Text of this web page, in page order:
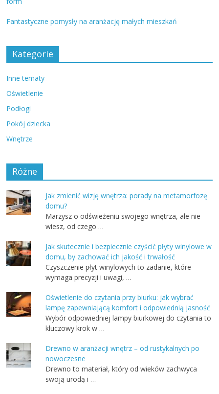
Fantastyczne pomysły na aranżację małych mieszkań
Kategorie
Inne tematy
Oświetlenie
Podłogi
Pokój dziecka
Wnętrze
Różne
Jak zmienić wizję wnętrza: porady na metamorfozę
domu?
Marzysz o odświeżeniu swojego wnętrza, ale nie
wiesz, od czego …
Jak skutecznie i bezpiecznie czyścić płyty winylowe w
domu, by zachować ich jakość i trwałość
Czyszczenie płyt winylowych to zadanie, które
wymaga precyzji i uwagi, …
Oświetlenie do czytania przy biurku: jak wybrać
lampę zapewniającą komfort i odpowiednią jasność
Wybór odpowiedniej lampy biurkowej do czytania to
kluczowy krok w …
Drewno w aranżacji wnętrz – od rustykalnych po
nowoczesne
Drewno to materiał, który od wieków zachwyca
swoją urodą i …